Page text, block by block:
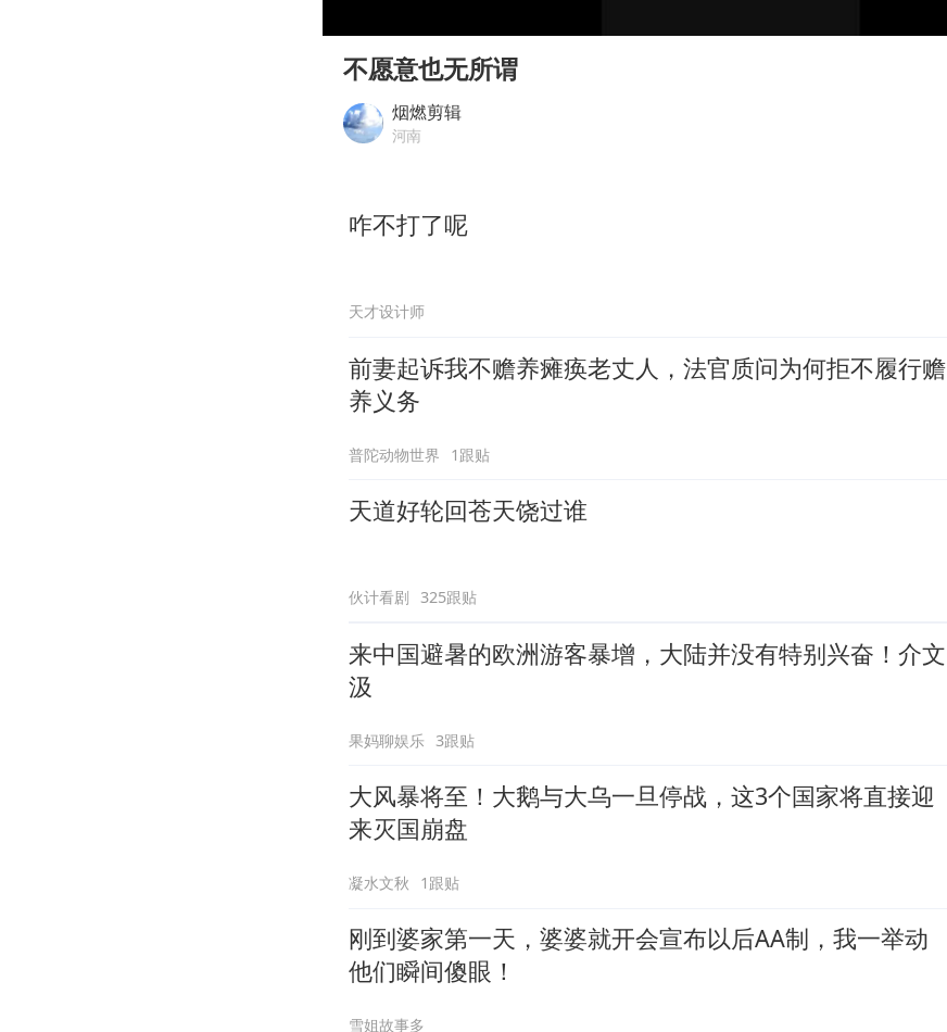
酒店回应车内过夜被收150元
杭州全市有序停课
不愿意也无所谓
烟燃剪辑
河南
咋不打了呢
天才设计师
前妻起诉我不赡养瘫痪老丈人，法官质问为何拒不履行赡
养义务
普陀动物世界 1跟贴
天道好轮回苍天饶过谁
伙计看剧 325跟贴
来中国避暑的欧洲游客暴增，大陆并没有特别兴奋！介文
汲
果妈聊娱乐 3跟贴
大风暴将至！大鹅与大乌一旦停战，这3个国家将直接迎
来灭国崩盘
凝水文秋 1跟贴
刚到婆家第一天，婆婆就开会宣布以后AA制，我一举动
他们瞬间傻眼！
雪姐故事多